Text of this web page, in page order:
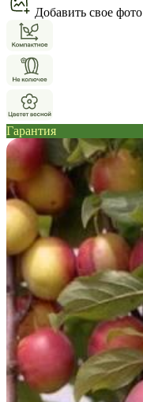
Добавить свое фото
Гарантия